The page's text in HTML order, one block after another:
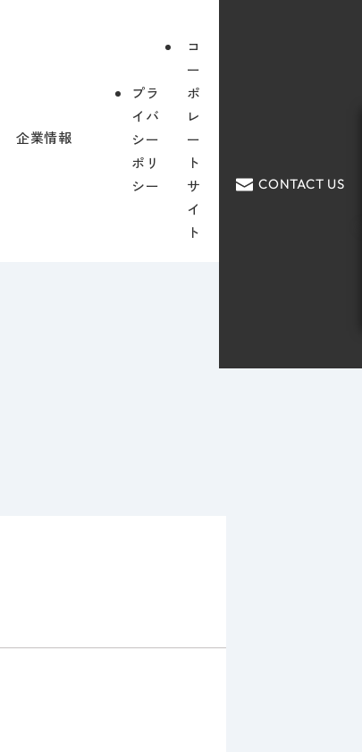
企業情報
プラ
イバ
シー
ポリ
シー
コ
ー
ポ
レ
ー
ト
サ
イ
ト
CONTACT US